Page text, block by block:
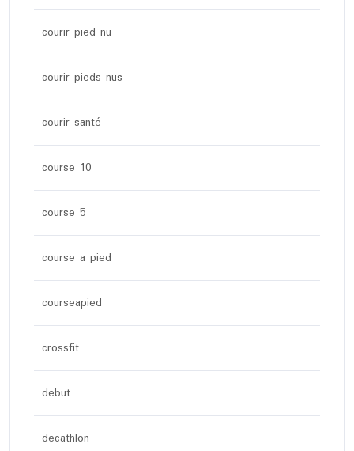
courir pied nu
courir pieds nus
courir santé
course 10
course 5
course a pied
courseapied
crossfit
debut
decathlon